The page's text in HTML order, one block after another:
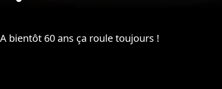
A bientôt 60 ans ça roule toujours !